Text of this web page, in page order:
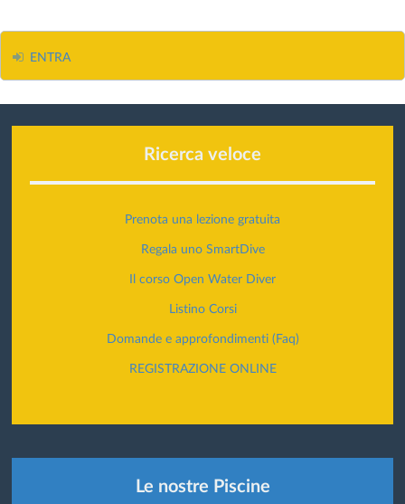
ENTRA
Ricerca veloce
Prenota una lezione gratuita
Regala uno SmartDive
Il corso Open Water Diver
Listino Corsi
Domande e approfondimenti (Faq)
REGISTRAZIONE ONLINE
Le nostre Piscine